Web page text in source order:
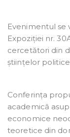
Evenimentul se
Expoziției nr.
cercetători din
științelor
Conferința
academică
economice
teoretice din